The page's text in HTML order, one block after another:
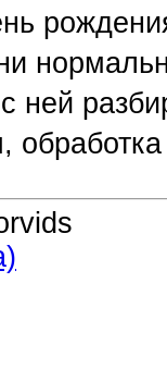
ней